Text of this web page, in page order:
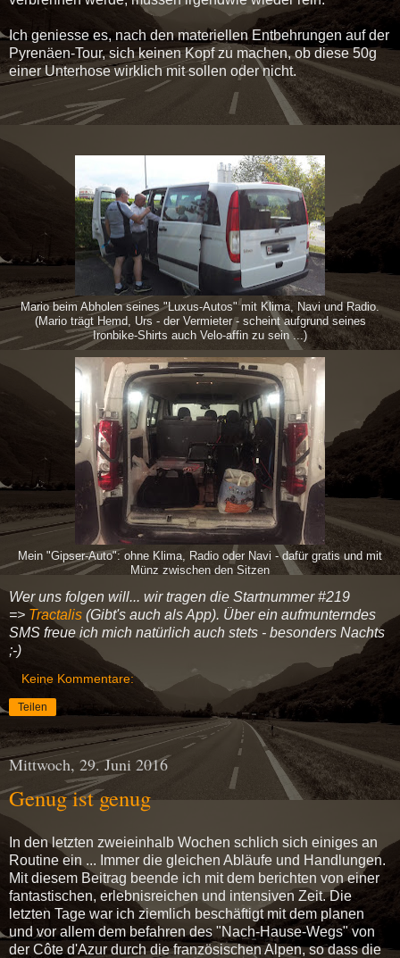
Ich geniesse es, nach den materiellen Entbehrungen auf der
Pyrenäen-Tour, sich keinen Kopf zu machen, ob diese 50g
einer Unterhose wirklich mit sollen oder nicht.
Mario beim Abholen seines "Luxus-Autos" mit Klima, Navi und Radio.
(Mario trägt Hemd, Urs - der Vermieter - scheint aufgrund seines
Ironbike-Shirts auch Velo-affin zu sein ...)
Mein "Gipser-Auto": ohne Klima, Radio oder Navi - dafür gratis und mit
Münz zwischen den Sitzen
Wer uns folgen will... wir tragen die Startnummer #219
=> Tractalis (Gibt's auch als App). Über ein aufmunterndes
SMS freue ich mich natürlich auch stets - besonders Nachts
;-)
Keine Kommentare:
Teilen
Mittwoch, 29. Juni 2016
Genug ist genug
In den letzten zweieinhalb Wochen schlich sich einiges an
Routine ein ... Immer die gleichen Abläufe und Handlungen.
Mit diesem Beitrag beende ich mit dem berichten von einer
fantastischen, erlebnisreichen und intensiven Zeit. Die
letzten Tage war ich ziemlich beschäftigt mit dem planen
und vor allem dem befahren des "Nach-Hause-Wegs" von
der Côte d'Azur durch die französischen Alpen, so dass die